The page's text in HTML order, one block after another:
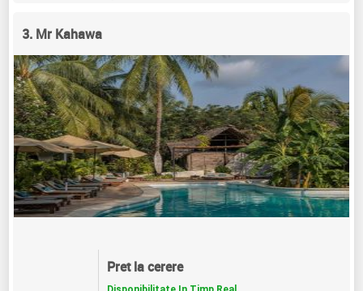
3. Mr Kahawa
Pret la cerere